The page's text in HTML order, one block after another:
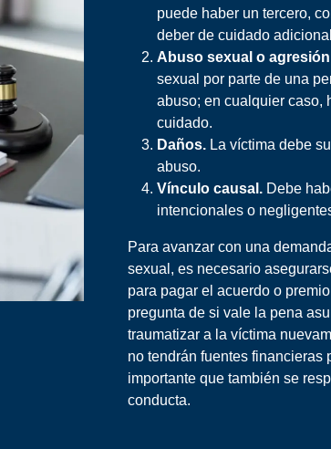
puede haber un tercero,
deber de cuidado
Abuso sexual o
sexual por parte de una
abuso; en cualquier caso,
cuidado.
Daños. La víctima debe
abuso.
Vínculo causal. Debe
intencionales o
Para avanzar con una
sexual, es necesario
para pagar el acuerdo o
pregunta de si vale la pena
traumatizar a la víctima
no tendrán fuentes financieras
importante que también se
conducta.